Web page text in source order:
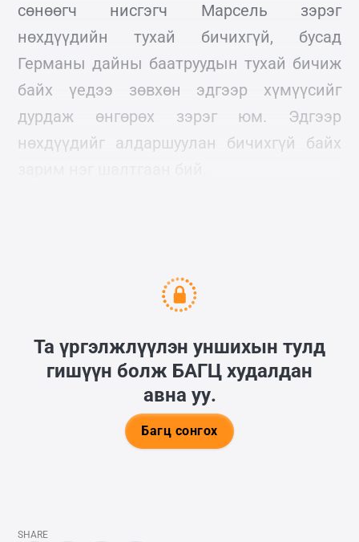
сөнөөгч нисгэгч Марсель зэрэг
нөхдүүдийн тухай бичихгүй, бусад
Германы дайны баатруудын тухай бичиж
байх үедээ зөвхөн эдгээр хүмүүсийг
дурдаж өнгөрөх зэрэг юм. Эдгээр
нөхдүүдийг алдаршуулан бичихгүй байх
Та үргэлжлүүлэн уншихын тулд
гишүүн болж БАГЦ худалдан
авна уу.
Багц сонгох
SHARE